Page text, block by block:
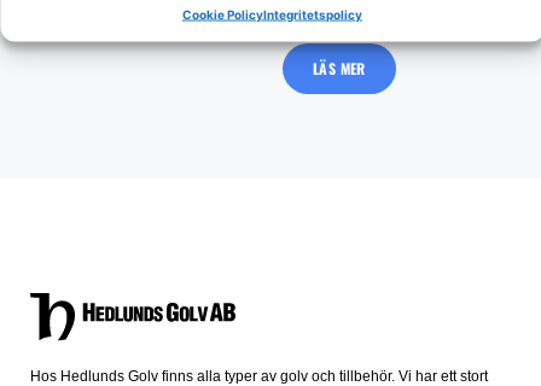
Cookie PolicyIntegritetspolicy
849 kr/m²
LÄS MER
Hos Hedlunds Golv finns alla typer av golv och tillbehör. Vi har ett stort